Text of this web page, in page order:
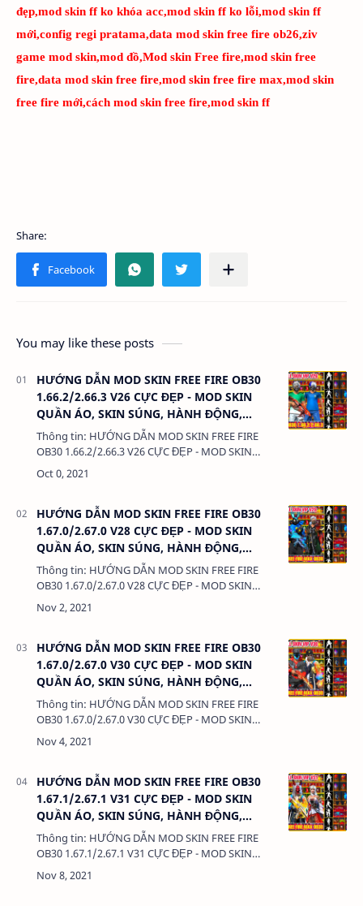
đẹp,mod skin ff ko khóa acc,mod skin ff ko lỗi,mod skin ff
mới,config regi pratama,data mod skin free fire ob26,ziv
game mod skin,mod đồ,Mod skin Free fire,mod skin free
fire,data mod skin free fire,mod skin free fire max,mod skin
free fire mới,cách mod skin free fire,mod skin ff
You may like these posts
HƯỚNG DẪN MOD SKIN FREE FIRE OB30
1.66.2/2.66.3 V26 CỰC ĐẸP - MOD SKIN
QUẦN ÁO, SKIN SÚNG, HÀNH ĐỘNG,
KHÔNG LỖI TÌM TRẬN
Thông tin: HƯỚNG DẪN MOD SKIN FREE FIRE
OB30 1.66.2/2.66.3 V26 CỰC ĐẸP - MOD SKIN
QUẦN ÁO, SKIN SÚNG, HÀNH ĐỘNG, KHÔNG LỖI
HƯỚNG DẪN MOD SKIN FREE FIRE OB30
1.67.0/2.67.0 V28 CỰC ĐẸP - MOD SKIN
QUẦN ÁO, SKIN SÚNG, HÀNH ĐỘNG,
KHÔNG LỖI TÌM TRẬN
Thông tin: HƯỚNG DẪN MOD SKIN FREE FIRE
OB30 1.67.0/2.67.0 V28 CỰC ĐẸP - MOD SKIN
QUẦN ÁO, SKIN SÚNG, HÀNH ĐỘNG, KHÔNG LỖI
TÌM TRẬN Dung lượng: 3MB…
HƯỚNG DẪN MOD SKIN FREE FIRE OB30
1.67.0/2.67.0 V30 CỰC ĐẸP - MOD SKIN
QUẦN ÁO, SKIN SÚNG, HÀNH ĐỘNG,
KHÔNG LỖI TÌM TRẬN
Thông tin: HƯỚNG DẪN MOD SKIN FREE FIRE
OB30 1.67.0/2.67.0 V30 CỰC ĐẸP - MOD SKIN
QUẦN ÁO, SKIN SÚNG, HÀNH ĐỘNG, KHÔNG LỖI
TÌM TRẬN Dung lượng: 3MB Chức năng: …
HƯỚNG DẪN MOD SKIN FREE FIRE OB30
1.67.1/2.67.1 V31 CỰC ĐẸP - MOD SKIN
QUẦN ÁO, SKIN SÚNG, HÀNH ĐỘNG,
KHÔNG LỖI TÌM TRẬN
Thông tin: HƯỚNG DẪN MOD SKIN FREE FIRE
OB30 1.67.1/2.67.1 V31 CỰC ĐẸP - MOD SKIN
QUẦN ÁO, SKIN SÚNG, HÀNH ĐỘNG, KHÔNG LỖI
TÌM TRẬN Dung lượng: 3MB…